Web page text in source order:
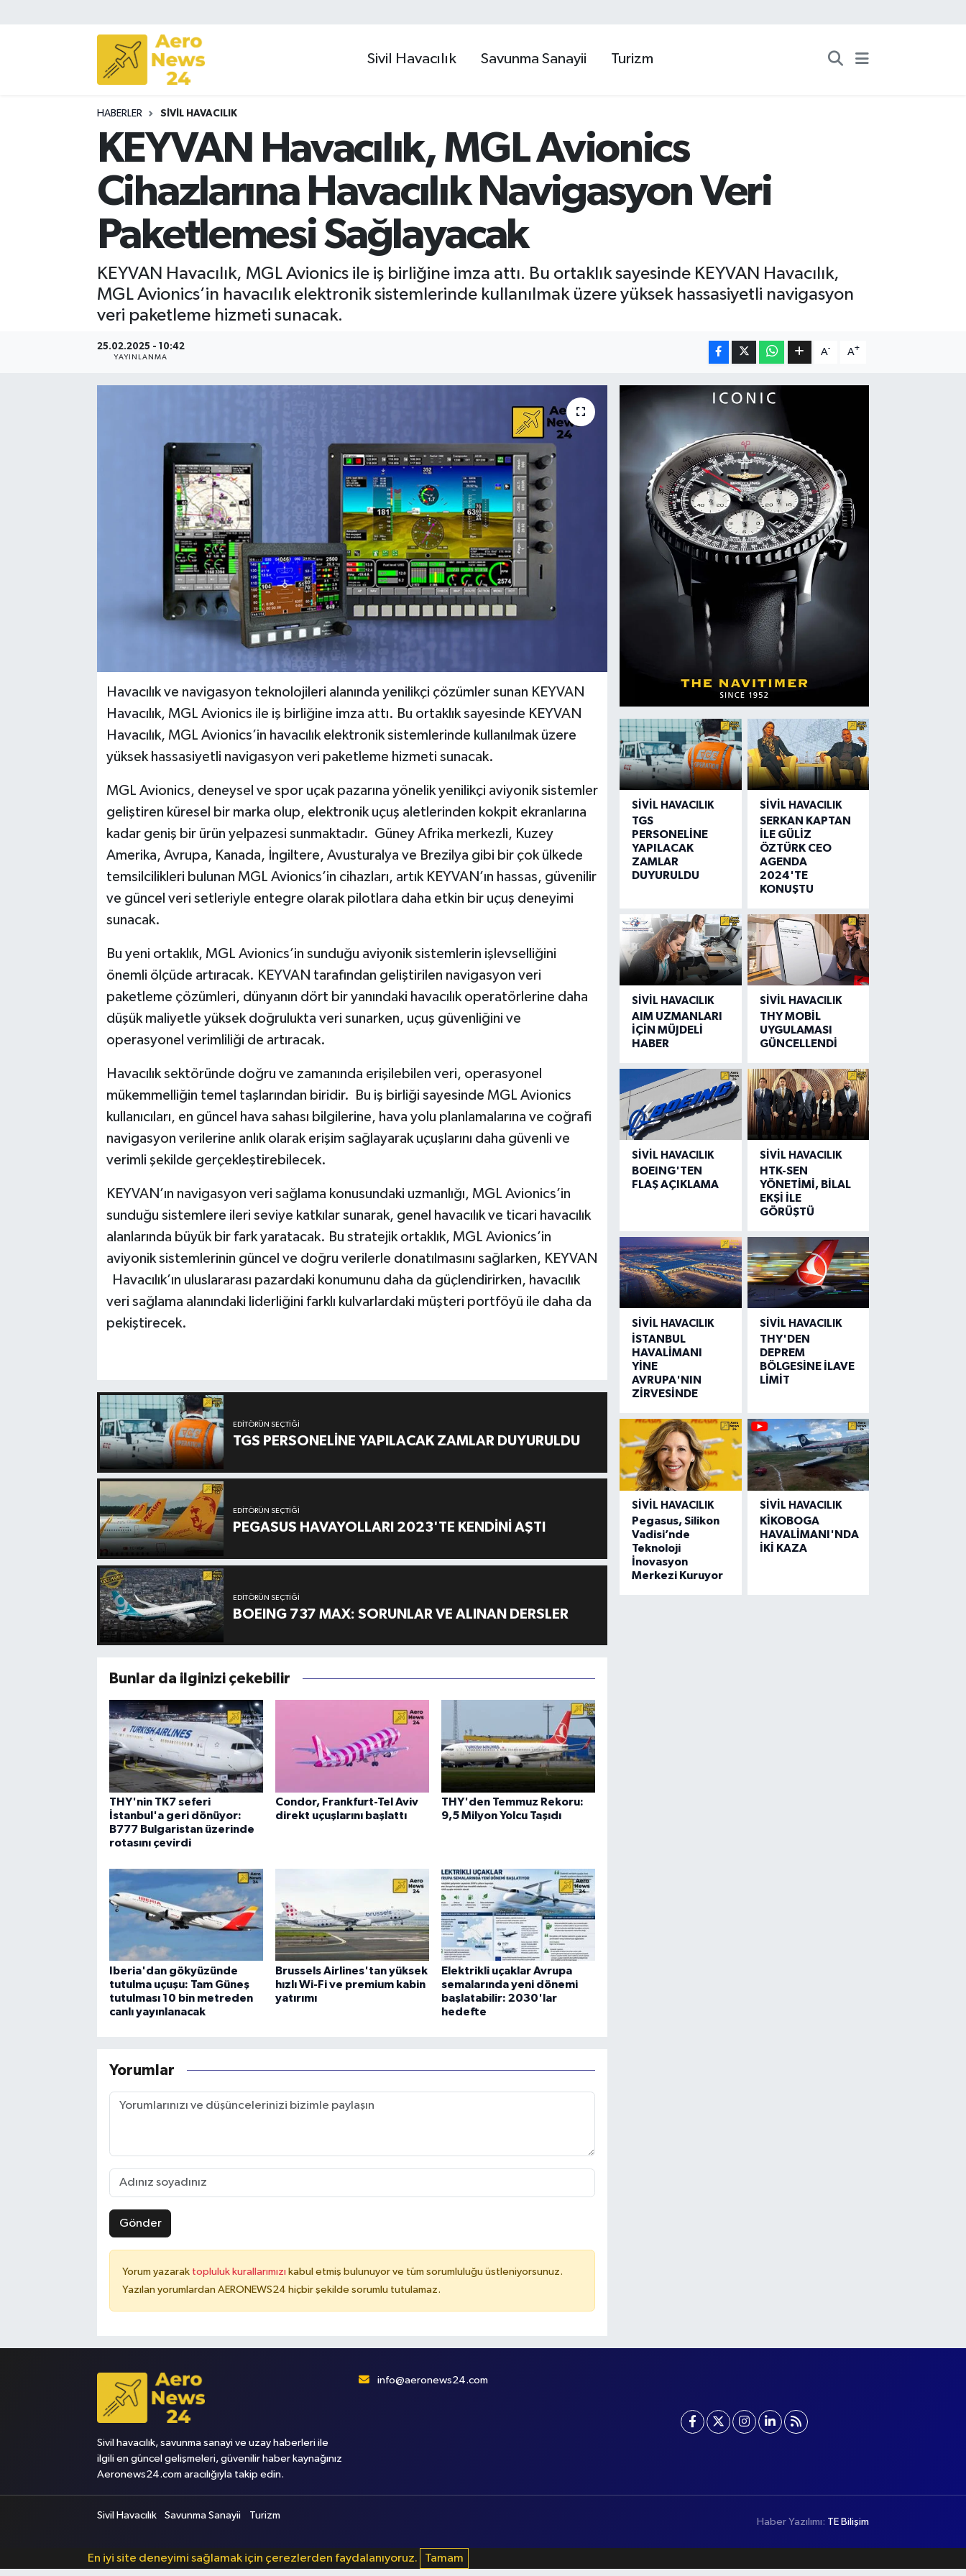
Sivil Havacılık Savunma Sanayii Turizm
HABERLER SIVIL HAVACILIK
KEYVAN Havacılık, MGL Avionics
Cihazlarına Havacılık Navigasyon Veri
Paketlemesi Sağlayacak
KEYVAN Havacılık, MGL Avionics ile iş birliğine imza attı. Bu ortaklık sayesinde KEYVAN Havacılık,
MGL Avionics’in havacılık elektronik sistemlerinde kullanılmak üzere yüksek hassasiyetli navigasyon
veri paketleme hizmeti sunacak.
25.02.2025 - 10:42
YAYINLANMA
A- A+
Havacılık ve navigasyon teknolojileri alanında yenilikçi çözümler sunan KEYVAN
Havacılık, MGL Avionics ile iş birliğine imza attı. Bu ortaklık sayesinde KEYVAN
Havacılık, MGL Avionics’in havacılık elektronik sistemlerinde kullanılmak üzere
yüksek hassasiyetli navigasyon veri paketleme hizmeti sunacak.
MGL Avionics, deneysel ve spor uçak pazarına yönelik yenilikçi aviyonik sistemler
geliştiren küresel bir marka olup, elektronik uçuş aletlerinden kokpit ekranlarına
kadar geniş bir ürün yelpazesi sunmaktadır. Güney Afrika merkezli, Kuzey
Amerika, Avrupa, Kanada, İngiltere, Avusturalya ve Brezilya gibi bir çok ülkede
temsilcilikleri bulunan MGL Avionics’in cihazları, artık KEYVAN’ın hassas, güvenilir
ve güncel veri setleriyle entegre olarak pilotlara daha etkin bir uçuş deneyimi
sunacak.
Bu yeni ortaklık, MGL Avionics’in sunduğu aviyonik sistemlerin işlevselliğini
önemli ölçüde artıracak. KEYVAN tarafından geliştirilen navigasyon veri
paketleme çözümleri, dünyanın dört bir yanındaki havacılık operatörlerine daha
düşük maliyetle yüksek doğrulukta veri sunarken, uçuş güvenliğini ve
operasyonel verimliliği de artıracak.
Havacılık sektöründe doğru ve zamanında erişilebilen veri, operasyonel
mükemmelliğin temel taşlarından biridir. Bu iş birliği sayesinde MGL Avionics
kullanıcıları, en güncel hava sahası bilgilerine, hava yolu planlamalarına ve coğrafi
navigasyon verilerine anlık olarak erişim sağlayarak uçuşlarını daha güvenli ve
verimli şekilde gerçekleştirebilecek.
KEYVAN’ın navigasyon veri sağlama konusundaki uzmanlığı, MGL Avionics’in
sunduğu sistemlere ileri seviye katkılar sunarak, genel havacılık ve ticari havacılık
alanlarında büyük bir fark yaratacak. Bu stratejik ortaklık, MGL Avionics’in
aviyonik sistemlerinin güncel ve doğru verilerle donatılmasını sağlarken, KEYVAN
Havacılık’ın uluslararası pazardaki konumunu daha da güçlendirirken, havacılık
veri sağlama alanındaki liderliğini farklı kulvarlardaki müşteri portföyü ile daha da
pekiştirecek.
EDITÖRÜN SEÇTIĞI
TGS PERSONELİNE YAPILACAK ZAMLAR DUYURULDU
EDITÖRÜN SEÇTIĞI
PEGASUS HAVAYOLLARI 2023'TE KENDİNİ AŞTI
EDITÖRÜN SEÇTIĞI
BOEING 737 MAX: SORUNLAR VE ALINAN DERSLER
Bunlar da ilginizi çekebilir
THY'nin TK7 seferi
İstanbul'a geri dönüyor:
B777 Bulgaristan üzerinde
rotasını çevirdi
Condor, Frankfurt-Tel Aviv
direkt uçuşlarını başlattı
THY'den Temmuz Rekoru:
9,5 Milyon Yolcu Taşıdı
Iberia'dan gökyüzünde
tutulma uçuşu: Tam Güneş
tutulması 10 bin metreden
canlı yayınlanacak
Brussels Airlines'tan yüksek
hızlı Wi-Fi ve premium kabin
yatırımı
Elektrikli uçaklar Avrupa
semalarında yeni dönemi
başlatabilir: 2030'lar
hedefte
Yorumlar
Gönder
Yorum yazarak topluluk kurallarımızı kabul etmiş bulunuyor ve tüm sorumluluğu üstleniyorsunuz.
Yazılan yorumlardan AERONEWS24 hiçbir şekilde sorumlu tutulamaz.
SIVIL HAVACILIK
TGS
PERSONELİNE
YAPILACAK
ZAMLAR
DUYURULDU
SIVIL HAVACILIK
SERKAN KAPTAN
İLE GÜLİZ
ÖZTÜRK CEO
AGENDA
2024'TE
KONUŞTU
SIVIL HAVACILIK
AIM UZMANLARI
İÇİN MÜJDELİ
HABER
SIVIL HAVACILIK
THY MOBİL
UYGULAMASI
GÜNCELLENDİ
SIVIL HAVACILIK
BOEING'TEN
FLAŞ AÇIKLAMA
SIVIL HAVACILIK
HTK-SEN
YÖNETİMİ, BİLAL
EKŞİ İLE
GÖRÜŞTÜ
SIVIL HAVACILIK
İSTANBUL
HAVALİMANI
YİNE
AVRUPA'NIN
ZİRVESİNDE
SIVIL HAVACILIK
THY'DEN
DEPREM
BÖLGESİNE İLAVE
LİMİT
SIVIL HAVACILIK
Pegasus, Silikon
Vadisi’nde
Teknoloji
İnovasyon
Merkezi Kuruyor
SIVIL HAVACILIK
KİKOBOGA
HAVALİMANI'NDA
İKİ KAZA
Sivil havacılık, savunma sanayi ve uzay haberleri ile
ilgili en güncel gelişmeleri, güvenilir haber kaynağınız
Aeronews24.com aracılığıyla takip edin.
info@aeronews24.com
Sivil Havacılık Savunma Sanayii Turizm
Haber Yazılımı: TE Bilişim
En iyi site deneyimi sağlamak için çerezlerden faydalanıyoruz. Tamam
Sivil Havacılık